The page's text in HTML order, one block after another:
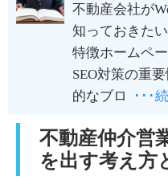
不動産会社が
知っておきた
特徴ホームペ
SEO対策の重
的なブロ
･･･
不動産仲介営
を出す考え方